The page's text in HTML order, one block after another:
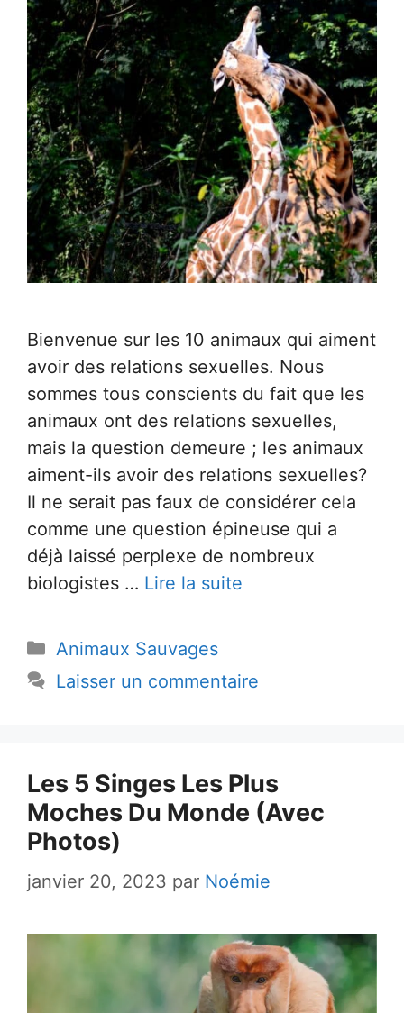
Bienvenue sur les 10 animaux qui aiment
avoir des relations sexuelles. Nous
sommes tous conscients du fait que les
animaux ont des relations sexuelles,
mais la question demeure ; les animaux
aiment-ils avoir des relations sexuelles?
Il ne serait pas faux de considérer cela
comme une question épineuse qui a
déjà laissé perplexe de nombreux
biologistes … Lire la suite
Catégories
Animaux Sauvages
Laisser un commentaire
Les 5 Singes Les Plus
Moches Du Monde (Avec
Photos)
janvier 20, 2023 par Noémie